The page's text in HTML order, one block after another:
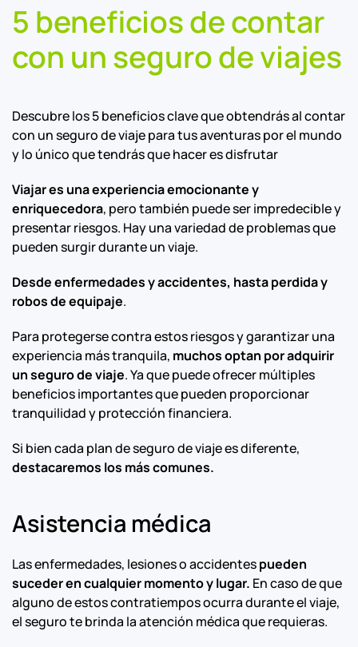
5 beneficios de contar
con un seguro de viajes
Descubre los 5 beneficios clave que obtendrás al contar
con un seguro de viaje para tus aventuras por el mundo
y lo único que tendrás que hacer es disfrutar
Viajar es una experiencia emocionante y
enriquecedora, pero también puede ser impredecible y
presentar riesgos. Hay una variedad de problemas que
pueden surgir durante un viaje.
Desde enfermedades y accidentes, hasta perdida y
robos de equipaje.
Para protegerse contra estos riesgos y garantizar una
experiencia más tranquila, muchos optan por adquirir
un seguro de viaje. Ya que puede ofrecer múltiples
beneficios importantes que pueden proporcionar
tranquilidad y protección financiera.
Si bien cada plan de seguro de viaje es diferente,
destacaremos los más comunes.
Asistencia médica
Las enfermedades, lesiones o accidentespueden
suceder en cualquier momento y lugar. En caso de que
alguno de estos contratiempos ocurra durante el viaje,
el seguro te brinda la atención médica que requieras.